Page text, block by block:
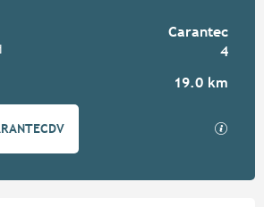
informatieCarantec
4
19.0 km
Met